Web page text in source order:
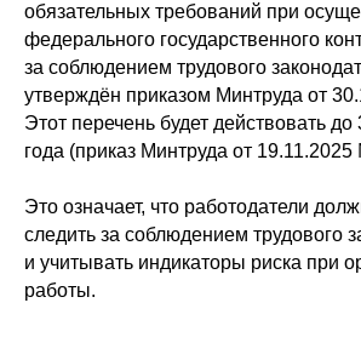
обязательных требований при
федерального государственного
за соблюдением трудового
утверждён приказом Минтруда от
Этот перечень будет действовать
года (приказ Минтруда от
Это означает, что работодатели
следить за соблюдением трудового
и учитывать индикаторы риска при
работы.